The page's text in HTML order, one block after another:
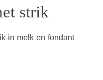
strik
in melk en fondant